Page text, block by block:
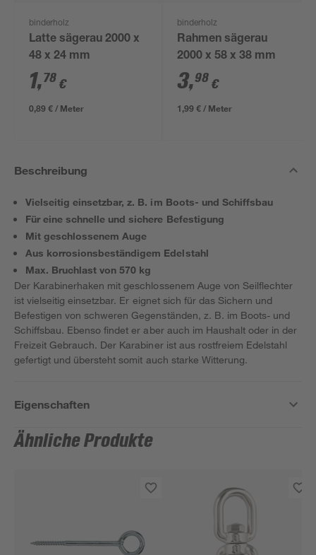
binderholz
Latte sägerau 2000 x
48 x 24 mm
1,78 €
0,89 € / Meter
binderholz
Rahmen sägerau
2000 x 58 x 38 mm
3,98 €
1,99 € / Meter
Beschreibung
Vielseitig einsetzbar, z. B. im Boots- und Schiffsbau
Für eine schnelle und sichere Befestigung
Mit geschlossenem Auge
Aus korrosionsbeständigem Edelstahl
Max. Bruchlast von 570 kg
Der Karabinerhaken mit geschlossenem Auge von Seilflechter
ist vielseitig einsetzbar. Er eignet sich für das Sichern und
Befestigen von schweren Gegenständen, z. B. im Boots- und
Schiffsbau. Ebenso findet er aber auch im Haushalt oder in der
Freizeit Gebrauch. Der Karabiner ist aus rostfreiem Edelstahl
gefertigt und übersteht somit auch starke Witterung.
Eigenschaften
Ähnliche Produkte